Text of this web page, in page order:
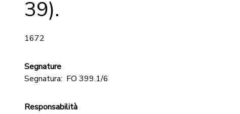
39).
1672
Segnature
Segnatura: FO 399.1/6
Responsabilità